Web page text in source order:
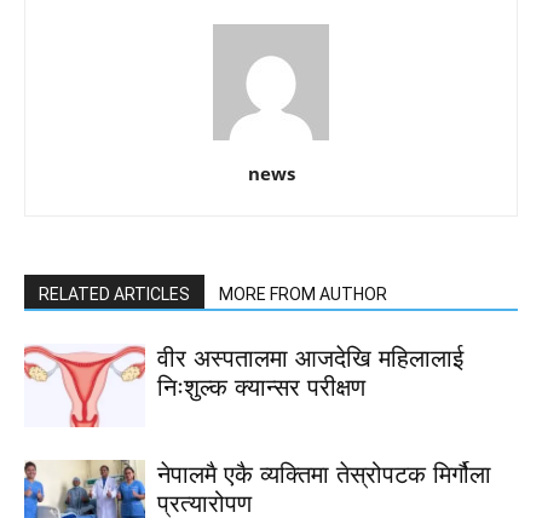
news
RELATED ARTICLES MORE FROM AUTHOR
वीर अस्पतालमा आजदेखि महिलालाई
निःशुल्क क्यान्सर परीक्षण
नेपालमै एकै व्यक्तिमा तेस्रोपटक मिर्गौला
प्रत्यारोपण